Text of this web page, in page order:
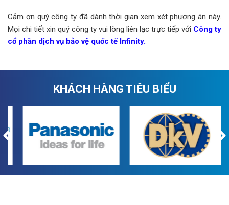
Cảm ơn quý công ty đã dành thời gian xem xét phương án này.
Mọi chi tiết xin quý công ty vui lòng liên lạc trực tiếp với Công ty
cổ phần dịch vụ bảo vệ quốc tế Infinity.
KHÁCH HÀNG TIÊU BIỂU